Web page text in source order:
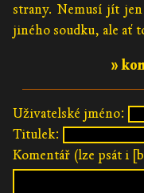
strany. Nemusí jít
jiného soudku, ale ať
»
Uživatelské jméno:
Titulek:
Komentář (lze psát i